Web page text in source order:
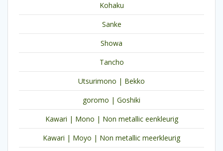
Kohaku
Sanke
Showa
Tancho
Utsurimono | Bekko
goromo | Goshiki
Kawari | Mono | Non metallic eenkleurig
Kawari | Moyo | Non metallic meerkleurig